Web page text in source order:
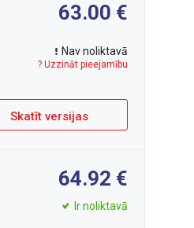
63.00
Nav noliktavā
? Uzzināt pieejamību
Skatīt versijas
64.92
Ir noliktavā